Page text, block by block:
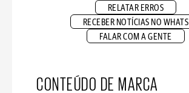
RELATAR ERROS
RECEBER NOTÍCIAS NO WHATS
FALAR COM A GENTE
CONTEÚDO DE MARCA